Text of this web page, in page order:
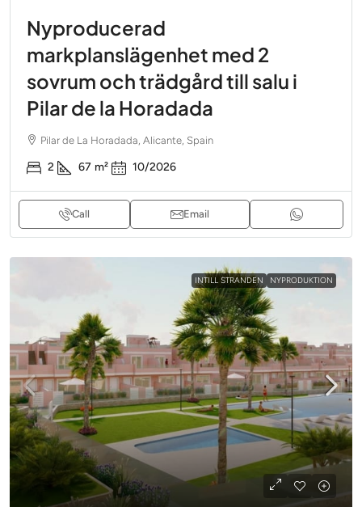
Nyproducerad
markplanslägenhet med 2
sovrum och trädgård till salu i
Pilar de la Horadada
Pilar de La Horadada, Alicante, Spain
2 67 m² 10/2026
Call Email
INTILL STRANDEN NYPRODUKTION